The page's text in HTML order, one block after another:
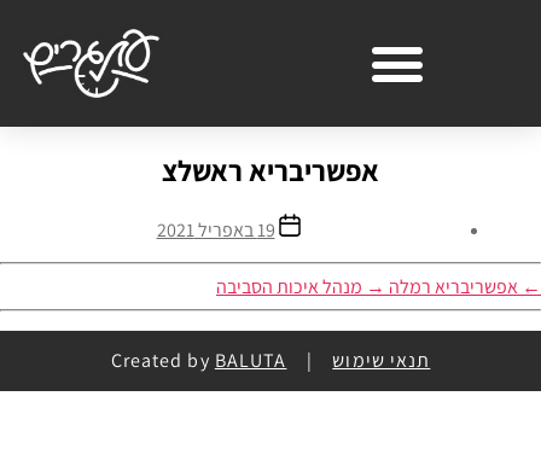
אפשריבריא ראשלצ
19 באפריל 2021
← אפשריבריא רמלה → מנהל איכות הסביבה
תנאי שימוש| Created by
BALUTA